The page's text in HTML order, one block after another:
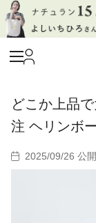
どこか上品
注 ヘリンボ
2025/09/26 公